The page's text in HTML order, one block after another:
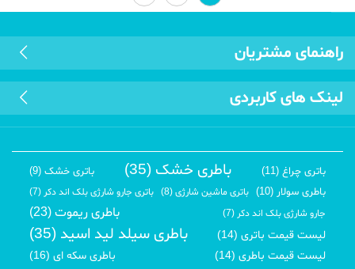
راهنمای مشتریان
لینک های کاربردی
باتری چراغ (11) باطری خشک (35)
باتری خشک (9)
باطری سولار (10)
باتری ماشین شارژی (8)
باتری جارو شارژی بلک اند دکر (7)
جارو شارژی بلک اند دکر (7)
باطری ریموت (23)
لیست قیمت باتری (14) باطری سیلد لید اسید (35)
لیست قیمت باطری (14) باطری سکه ای (16)